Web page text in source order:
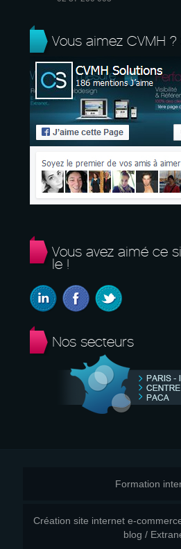
Vous aimez CVMH ?
Vous avez aimé ce
le !
Nos secteurs
Formation
Création site internet e-
blog /